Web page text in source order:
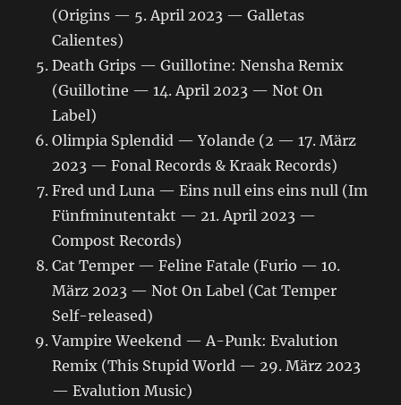
(Origins — 5. April 2023 — Galletas
Calientes)
Death Grips — Guillotine: Nensha Remix
(Guillotine — 14. April 2023 — Not On
Label)
Olimpia Splendid — Yolande (2 — 17. März
2023 — Fonal Records & Kraak Records)
Fred und Luna — Eins null eins eins null (Im
Fünfminutentakt — 21. April 2023 —
Compost Records)
Cat Temper — Feline Fatale (Furio — 10.
März 2023 — Not On Label (Cat Temper
Self-released)
Vampire Weekend — A-Punk: Evalution
Remix (This Stupid World — 29. März 2023
— Evalution Music)